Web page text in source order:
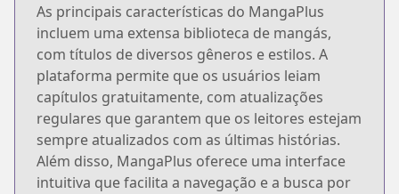
As principais características do MangaPlus
incluem uma extensa biblioteca de mangás,
com títulos de diversos gêneros e estilos. A
plataforma permite que os usuários leiam
capítulos gratuitamente, com atualizações
regulares que garantem que os leitores estejam
sempre atualizados com as últimas histórias.
Além disso, MangaPlus oferece uma interface
intuitiva que facilita a navegação e a busca por